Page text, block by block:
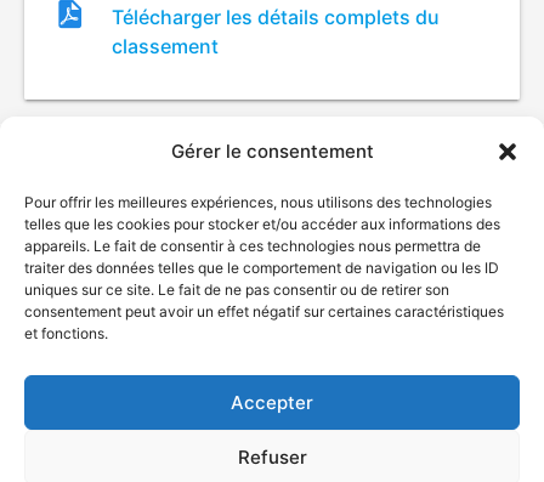
Gérer le consentement
Pour offrir les meilleures expériences, nous utilisons des technologies
telles que les cookies pour stocker et/ou accéder aux informations des
appareils. Le fait de consentir à ces technologies nous permettra de
traiter des données telles que le comportement de navigation ou les ID
uniques sur ce site. Le fait de ne pas consentir ou de retirer son
consentement peut avoir un effet négatif sur certaines caractéristiques
et fonctions.
Accepter
Refuser
Fichier
de
classement
Télécharger les détails complets du
classement
© Gouvernement du Québec, 2026
Plan du site
Accessibilité
Accès à l'information
Déclaration de services